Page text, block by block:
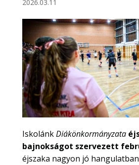
2026.03.11
IskolánkDiákönkormányzata
bajnokságot szervezett
éjszaka nagyon jó